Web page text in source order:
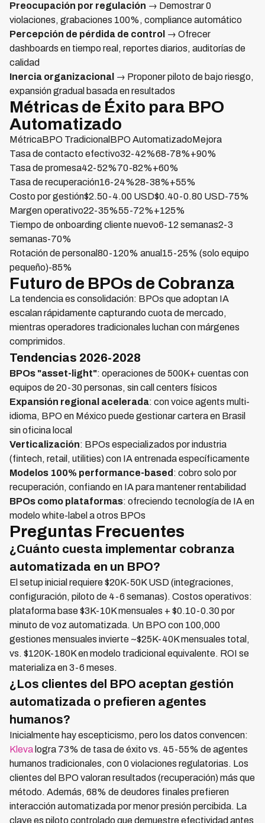
Preocupación por regulación → Demostrar 0
violaciones, grabaciones 100%, compliance automático
Percepción de pérdida de control → Ofrecer
dashboards en tiempo real, reportes diarios, auditorías de
calidad
Inercia organizacional → Proponer piloto de bajo riesgo,
expansión gradual basada en resultados
Métricas de Éxito para BPO
Automatizado
MétricaBPO TradicionalBPO AutomatizadoMejora
Tasa de contacto efectivo32-42%68-78%+90%
Tasa de promesa42-52%70-82%+60%
Tasa de recuperación16-24%28-38%+55%
Costo por gestión$2.50-4.00 USD$0.40-0.80 USD-75%
Margen operativo22-35%55-72%+125%
Tiempo de onboarding cliente nuevo6-12 semanas2-3
semanas-70%
Rotación de personal80-120% anual15-25% (solo equipo
pequeño)-85%
Futuro de BPOs de Cobranza
La tendencia es consolidación: BPOs que adoptan IA
escalan rápidamente capturando cuota de mercado,
mientras operadores tradicionales luchan con márgenes
comprimidos.
Tendencias 2026-2028
BPOs "asset-light": operaciones de 500K+ cuentas con
equipos de 20-30 personas, sin call centers físicos
Expansión regional acelerada: con voice agents multi-
idioma, BPO en México puede gestionar cartera en Brasil
sin oficina local
Verticalización: BPOs especializados por industria
(fintech, retail, utilities) con IA entrenada específicamente
Modelos 100% performance-based: cobro solo por
recuperación, confiando en IA para mantener rentabilidad
BPOs como plataformas: ofreciendo tecnología de IA en
modelo white-label a otros BPOs
Preguntas Frecuentes
¿Cuánto cuesta implementar cobranza
automatizada en un BPO?
El setup inicial requiere $20K-50K USD (integraciones,
configuración, piloto de 4-6 semanas). Costos operativos:
plataforma base $3K-10K mensuales + $0.10-0.30 por
minuto de voz automatizada. Un BPO con 100,000
gestiones mensuales invierte ~$25K-40K mensuales total,
vs. $120K-180K en modelo tradicional equivalente. ROI se
materializa en 3-6 meses.
¿Los clientes del BPO aceptan gestión
automatizada o prefieren agentes
humanos?
Inicialmente hay escepticismo, pero los datos convencen:
Kleva logra 73% de tasa de éxito vs. 45-55% de agentes
humanos tradicionales, con 0 violaciones regulatorias. Los
clientes del BPO valoran resultados (recuperación) más que
método. Además, 68% de deudores finales prefieren
interacción automatizada por menor presión percibida. La
clave es piloto controlado que demuestre efectividad antes